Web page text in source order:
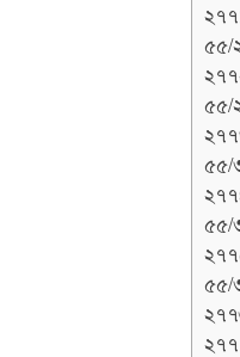
৫৫/
৫৫/
৫৫/
৫৫/
৫৫/